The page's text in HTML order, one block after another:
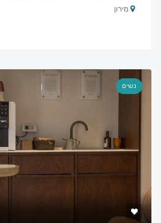
מירון
נשים